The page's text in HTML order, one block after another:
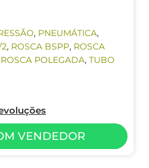
, PNEUMÁTICA,
, ROSCA BSPP, ROSCA
ROSCA POLEGADA, TUBO
VENDEDOR